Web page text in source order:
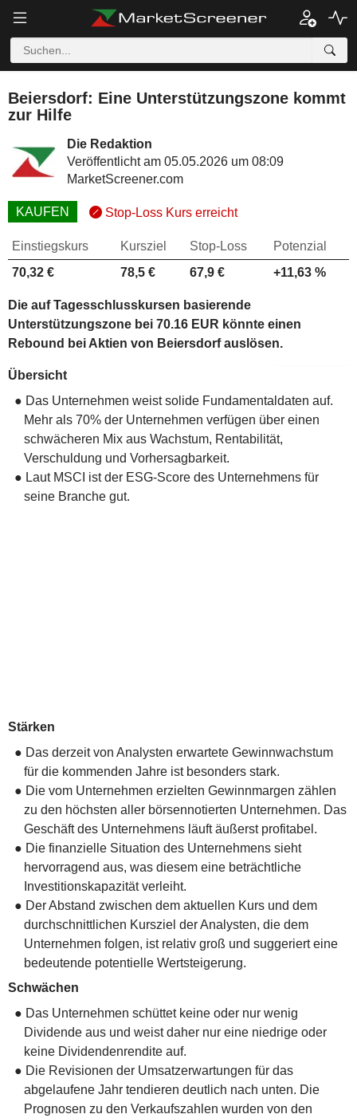
Beiersdorf: Eine Unterstützungszone kommt
zur Hilfe
Die Redaktion
Veröffentlicht am 05.05.2026 um 08:09
MarketScreener.com
KAUFEN Stop-Loss Kurs erreicht
Einstiegskurs Kursziel Stop-Loss
Potenzial
70,32 €
78,5 € 67,9 € +11,63 %
Die auf Tagesschlusskursen basierende
Unterstützungszone bei 70.16 EUR könnte einen
Rebound bei Aktien von Beiersdorf auslösen.
Übersicht
● Das Unternehmen weist solide Fundamentaldaten auf.
Mehr als 70% der Unternehmen verfügen über einen
schwächeren Mix aus Wachstum, Rentabilität,
Verschuldung und Vorhersagbarkeit.
● Laut MSCI ist der ESG-Score des Unternehmens für
seine Branche gut.
Stärken
● Das derzeit von Analysten erwartete Gewinnwachstum
für die kommenden Jahre ist besonders stark.
● Die vom Unternehmen erzielten Gewinnmargen zählen
zu den höchsten aller börsennotierten Unternehmen. Das
Geschäft des Unternehmens läuft äußerst profitabel.
● Die finanzielle Situation des Unternehmens sieht
hervorragend aus, was diesem eine beträchtliche
Investitionskapazität verleiht.
● Der Abstand zwischen dem aktuellen Kurs und dem
durchschnittlichen Kursziel der Analysten, die dem
Unternehmen folgen, ist relativ groß und suggeriert eine
bedeutende potentielle Wertsteigerung.
Schwächen
● Das Unternehmen schüttet keine oder nur wenig
Dividende aus und weist daher nur eine niedrige oder
keine Dividendenrendite auf.
● Die Revisionen der Umsatzerwartungen für das
abgelaufene Jahr tendieren deutlich nach unten. Die
Prognosen zu den Verkaufszahlen wurden von den